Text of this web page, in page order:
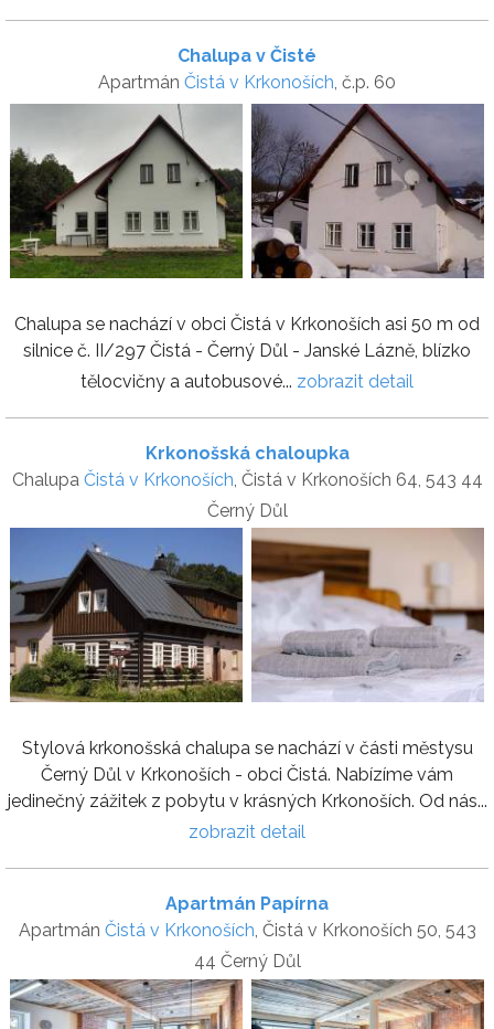
Chalupa v Čisté
Apartmán Čistá v Krkonoších, č.p. 60
Chalupa se nachází v obci Čistá v Krkonoších asi 50 m od
silnice č. II/297 Čistá - Černý Důl - Janské Lázně, blízko
tělocvičny a autobusové... zobrazit detail
Krkonošská chaloupka
Chalupa Čistá v Krkonoších, Čistá v Krkonoších 64, 543 44
Černý Důl
Stylová krkonošská chalupa se nachází v části městysu
Černý Důl v Krkonoších - obci Čistá. Nabízíme vám
jedinečný zážitek z pobytu v krásných Krkonoších. Od nás...
zobrazit detail
Apartmán Papírna
Apartmán Čistá v Krkonoších, Čistá v Krkonoších 50, 543
44 Černý Důl